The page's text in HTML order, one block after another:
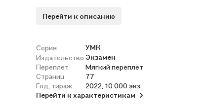
по форме и уровню сложности задания,
закрепляют и совершенствуют
Контурные карты и задания к ним помогут
сформировать навыки работы с
картами учебника. С тетрадью можно
так и дома. Рабочая тетрадь
Перейти к описанию
Серия
УМК
Издательство Экзамен
Переплет
Мягкий переплёт
Страниц
77
Год, тираж
2022, 10 000 экз.
Перейти к характеристикам